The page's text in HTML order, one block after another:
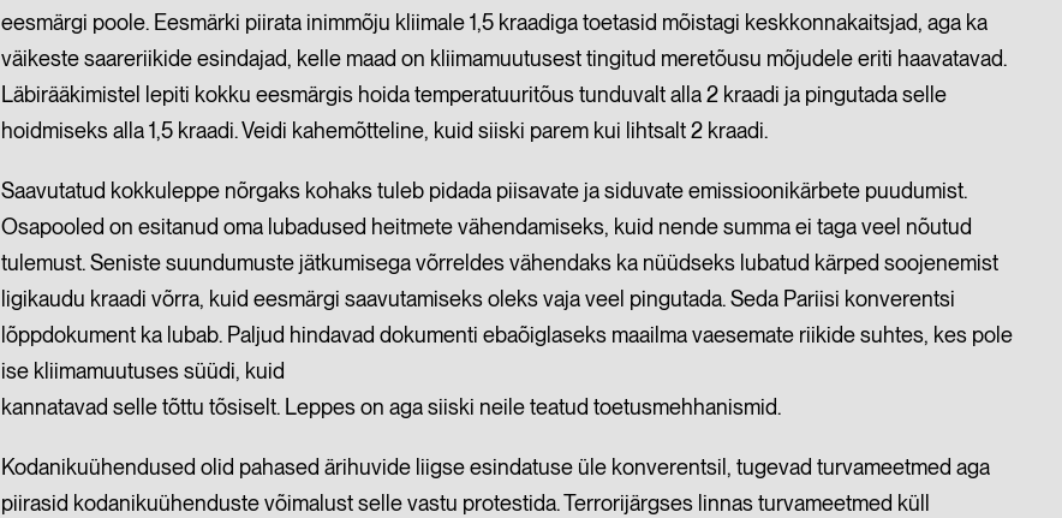
eesmärgi poole. Eesmärki piirata inimmõju kliimale 1,5 kraadiga toetasid mõistagi keskkonnakaitsjad, aga ka
väikeste saareriikide esindajad, kelle maad on kliimamuutusest tingitud meretõusu mõjudele eriti haavatavad.
Läbirääkimistel lepiti kokku eesmärgis hoida temperatuuritõus tunduvalt alla 2 kraadi ja pingutada selle
hoidmiseks alla 1,5 kraadi. Veidi kahemõtteline, kuid siiski parem kui lihtsalt 2 kraadi.
Saavutatud kokkuleppe nõrgaks kohaks tuleb pidada piisavate ja siduvate emissioonikärbete puudumist.
Osapooled on esitanud oma lubadused heitmete vähendamiseks, kuid nende summa ei taga veel nõutud
tulemust. Seniste suundumuste jätkumisega võrreldes vähendaks ka nüüdseks lubatud kärped soojenemist
ligikaudu kraadi võrra, kuid eesmärgi saavutamiseks oleks vaja veel pingutada. Seda Pariisi konverentsi
lõppdokument ka lubab. Paljud hindavad dokumenti ebaõiglaseks maailma vaesemate riikide suhtes, kes pole
ise kliimamuutuses süüdi, kuid
kannatavad selle tõttu tõsiselt. Leppes on aga siiski neile teatud toetusmehhanismid.
Kodanikuühendused olid pahased ärihuvide liigse esindatuse üle konverentsil, tugevad turvameetmed aga
piirasid kodanikuühenduste võimalust selle vastu protestida. Terrorijärgses linnas turvameetmed küll